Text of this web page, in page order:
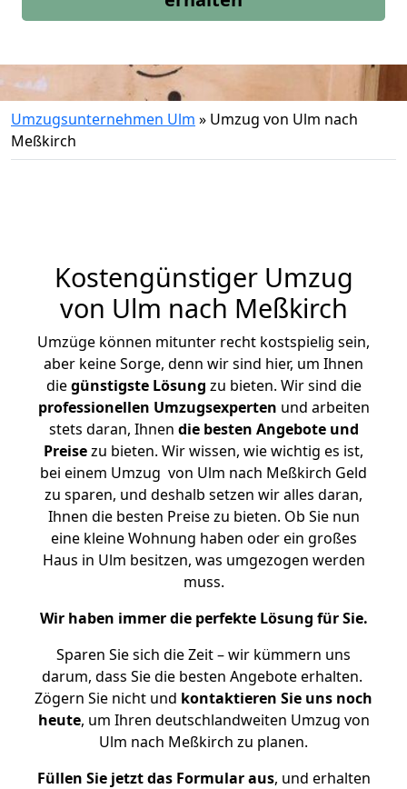
Umzugsunternehmen Ulm » Umzug von Ulm nach
Meßkirch
Kostengünstiger Umzug
von Ulm nach Meßkirch
Umzüge können mitunter recht kostspielig sein,
aber keine Sorge, denn wir sind hier, um Ihnen
diegünstigste Lösung zu bieten. Wir sind die
professionellen Umzugsexperten und arbeiten
stets daran, Ihnen die besten Angebote und
Preisezu bieten. Wir wissen, wie wichtig es ist,
bei einem Umzug von Ulm nach Meßkirch Geld
zu sparen, und deshalb setzen wir alles daran,
Ihnen die besten Preise zu bieten. Ob Sie nun
eine kleine Wohnung haben oder ein großes
Haus in Ulm besitzen, was umgezogen werden
muss.
Wir haben immer die perfekte Lösung für Sie.
Sparen Sie sich die Zeit – wir kümmern uns
darum, dass Sie die besten Angebote erhalten.
Zögern Sie nicht und kontaktieren Sie uns noch
heute, um Ihren deutschlandweiten Umzug von
Ulm nach Meßkirch zu planen.
Füllen Sie jetzt das Formular aus, und erhalten